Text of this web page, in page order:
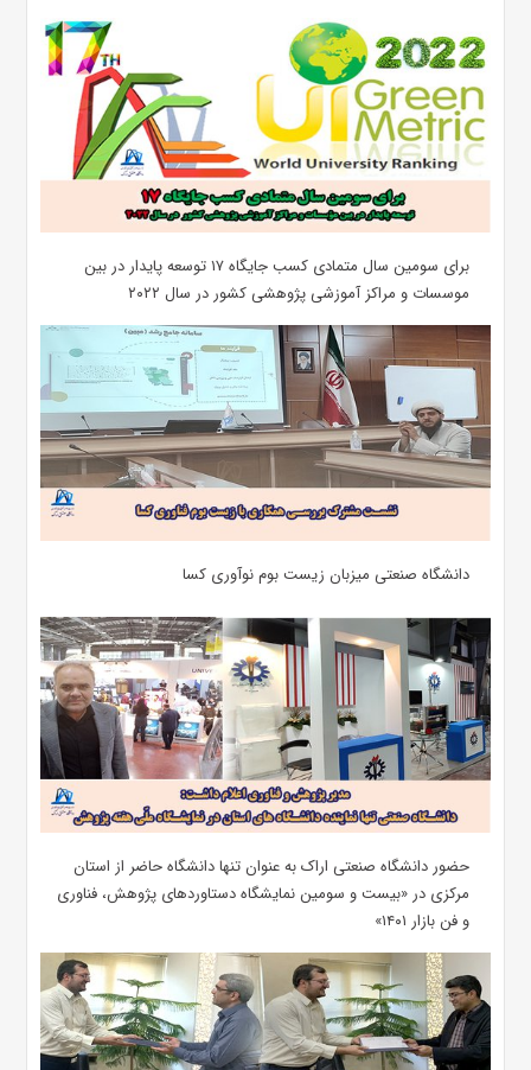
برای سومین سال متمادی کسب جایگاه ۱۷ توسعه پایدار در بین
موسسات و مراکز آموزشی پژوهشی کشور در سال ۲۰۲۲
دانشگاه صنعتی میزبان زیست بوم نوآوری کسا
حضور دانشگاه صنعتی اراک به عنوان تنها دانشگاه حاضر از استان
مرکزی در «بیست و سومین نمایشگاه دستاوردهای پژوهش، فناوری
و فن بازار ۱۴۰۱»